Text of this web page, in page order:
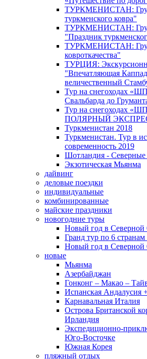
ТУРКМЕНИСТАН:
туркменского ковра"
ТУРКМЕНИСТАН:
"Праздник
ТУРКМЕНИСТАН:
ковроткачества"
ТУРЦИЯ:
"Впечатляющая
величественный
Тур на снегоходах
Свальбарда до
Тур на снегоходах
ПОЛЯРНЫЙ
Туркменистан 2018
Туркменистан. Тур в
современность 2019
Шотландия - Северные
Экзотическая Мьянма
дайвинг
деловые поездки
индивидуальные
комбинированные
майские праздники
новогодние туры
Новый год в Северной
Гранд тур по 6
Новый год в Северной
новые
Мьянма
Азербайджан
Гонконг – Макао –
Испанская Андалусия
Карнавальная Италия
Острова Британской
Ирландия
Экспедиционно-
Юго-Восточке
Южная Корея
пляжный отдых